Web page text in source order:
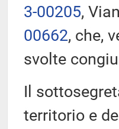
3-00205,
00662, che,
svolte
Il
territorio e